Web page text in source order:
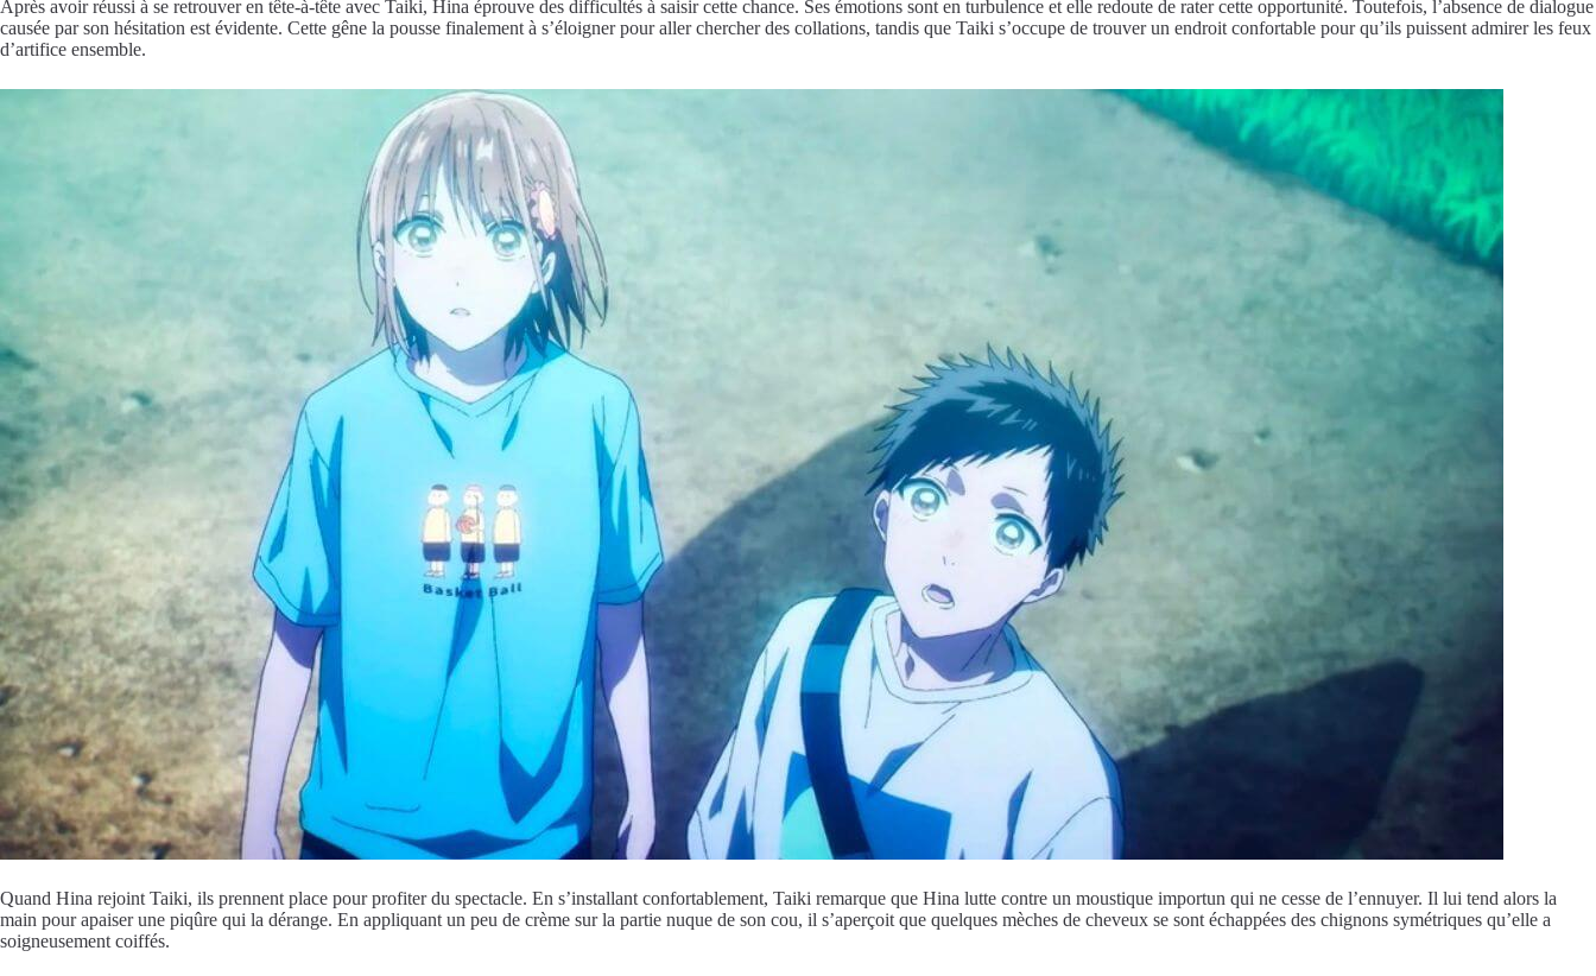
Après avoir réussi à se retrouver en tête-à-tête avec Taiki, Hina éprouve des difficultés à saisir cette chance. Ses émotions sont en turbulence et elle redoute de rater cette opportunité. Toutefois, l’absence de dialogue
causée par son hésitation est évidente. Cette gêne la pousse finalement à s’éloigner pour aller chercher des collations, tandis que Taiki s’occupe de trouver un endroit confortable pour qu’ils puissent admirer les feux
d’artifice ensemble.
Quand Hina rejoint Taiki, ils prennent place pour profiter du spectacle. En s’installant confortablement, Taiki remarque que Hina lutte contre un moustique importun qui ne cesse de l’ennuyer. Il lui tend alors la
main pour apaiser une piqûre qui la dérange. En appliquant un peu de crème sur la partie nuque de son cou, il s’aperçoit que quelques mèches de cheveux se sont échappées des chignons symétriques qu’elle a
soigneusement coiffés.